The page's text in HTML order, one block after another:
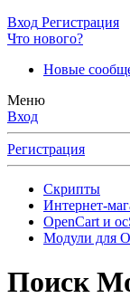
Вход Регистрация
Что нового?
Новые
Меню
Вход
Регистрация
Скрипты
Интернет-
OpenCart и
Модули для
Поиск